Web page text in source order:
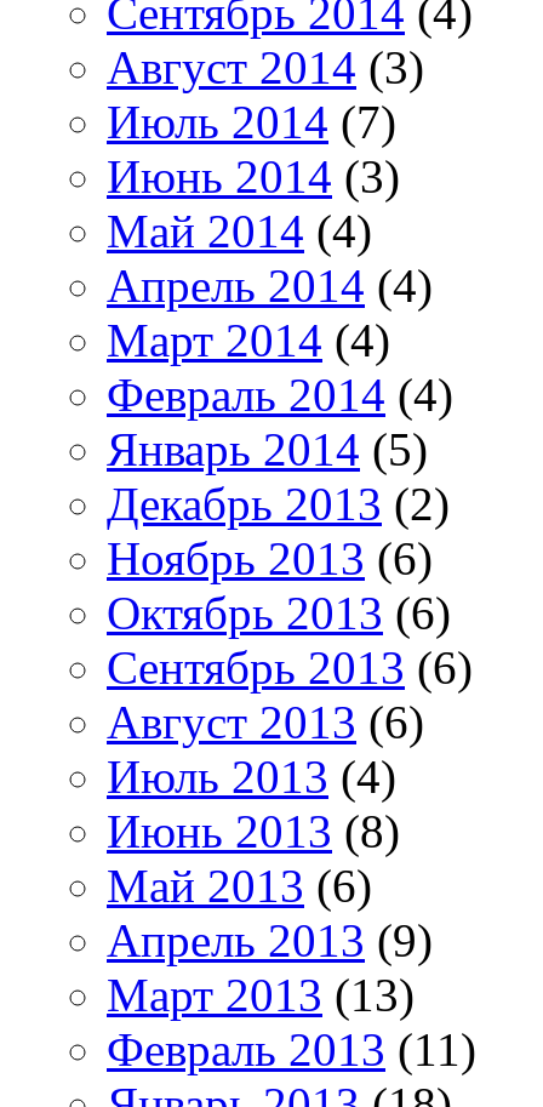
Сентябрь 2014 (4)
Август 2014 (3)
Июль 2014 (7)
Июнь 2014 (3)
Май 2014 (4)
Апрель 2014 (4)
Март 2014 (4)
Февраль 2014 (4)
Январь 2014 (5)
Декабрь 2013 (2)
Ноябрь 2013 (6)
Октябрь 2013 (6)
Сентябрь 2013 (6)
Август 2013 (6)
Июль 2013 (4)
Июнь 2013 (8)
Май 2013 (6)
Апрель 2013 (9)
Март 2013 (13)
Февраль 2013 (11)